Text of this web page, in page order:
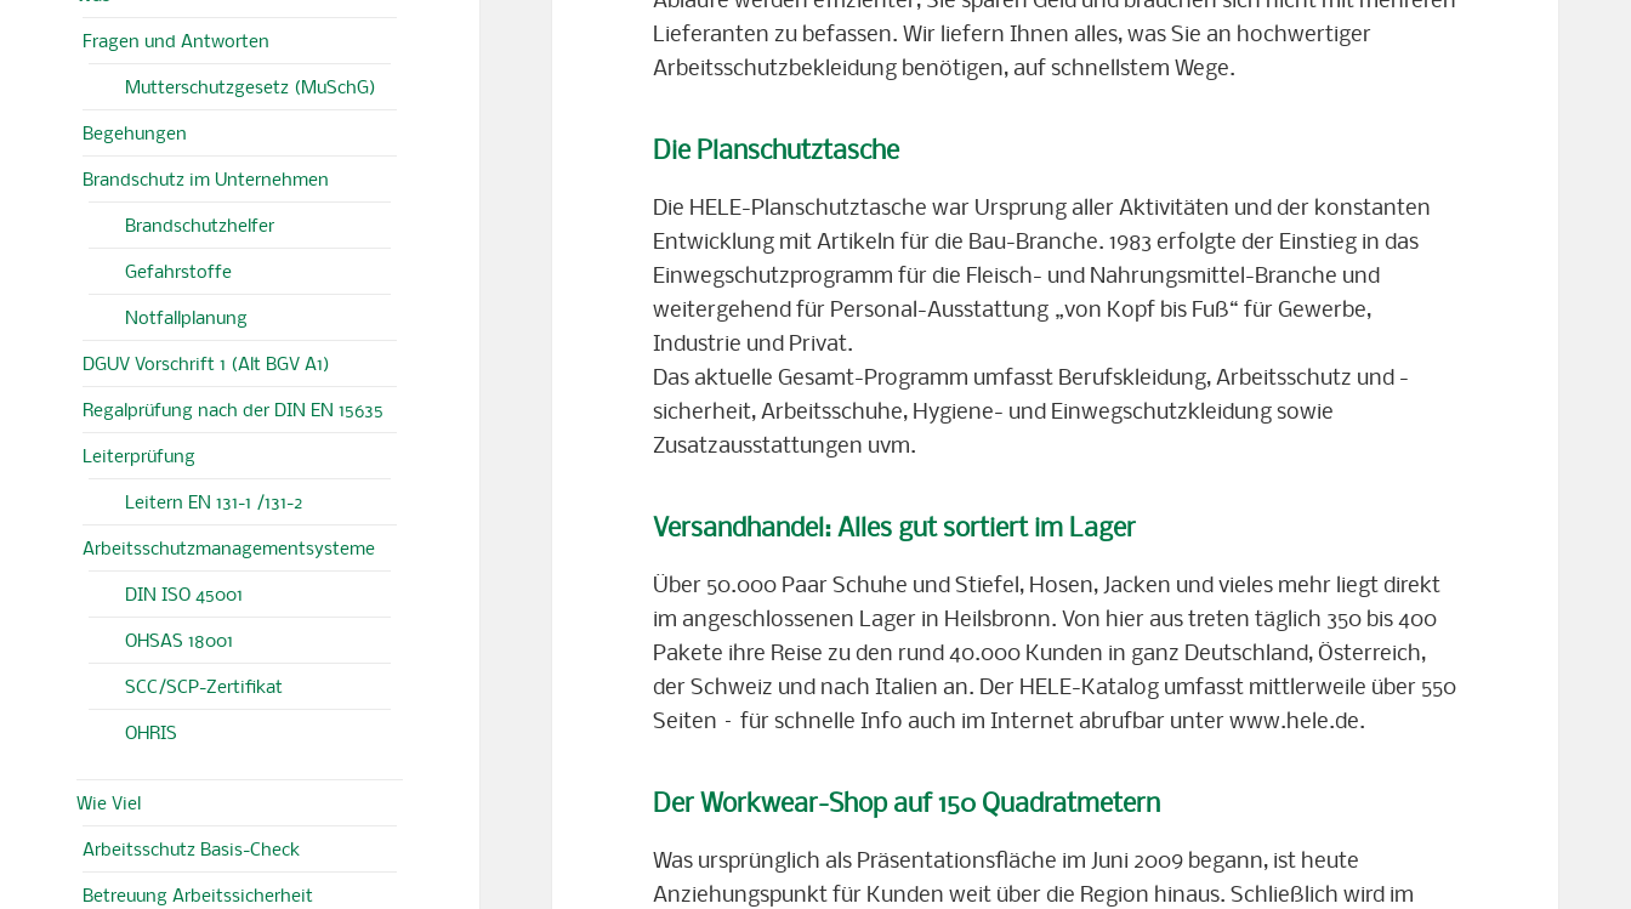
Fragen und Antworten
Mutterschutzgesetz (MuSchG)
Begehungen
Brandschutz im Unternehmen
Brandschutzhelfer
Gefahrstoffe
Notfallplanung
DGUV Vorschrift 1 (Alt BGV A1)
Regalprüfung nach der DIN EN 15635
Leiterprüfung
Leitern EN 131-1 /131-2
Arbeitsschutzmanagementsysteme
DIN ISO 45001
OHSAS 18001
SCC/SCP-Zertifikat
OHRIS
Wie Viel
Arbeitsschutz Basis-Check
Betreuung Arbeitssicherheit
Lieferanten zu befassen. Wir liefern Ihnen alles, was Sie an hochwertiger
Arbeitsschutzbekleidung benötigen, auf schnellstem Wege.
Die Planschutztasche
Die HELE-Planschutztasche war Ursprung aller Aktivitäten und der konstanten
Entwicklung mit Artikeln für die Bau-Branche. 1983 erfolgte der Einstieg in das
Einwegschutzprogramm für die Fleisch- und Nahrungsmittel-Branche und
weitergehend für Personal-Ausstattung „von Kopf bis Fuß“ für Gewerbe,
Industrie und Privat.
Das aktuelle Gesamt-Programm umfasst Berufskleidung, Arbeitsschutz und -
sicherheit, Arbeitsschuhe, Hygiene- und Einwegschutzkleidung sowie
Zusatzausstattungen uvm.
Versandhandel: Alles gut sortiert im Lager
Über 50.000 Paar Schuhe und Stiefel, Hosen, Jacken und vieles mehr liegt direkt
im angeschlossenen Lager in Heilsbronn. Von hier aus treten täglich 350 bis 400
Pakete ihre Reise zu den rund 40.000 Kunden in ganz Deutschland, Österreich,
der Schweiz und nach Italien an. Der HELE-Katalog umfasst mittlerweile über 550
Seiten – für schnelle Info auch im Internet abrufbar unter www.hele.de.
Der Workwear-Shop auf 150 Quadratmetern
Was ursprünglich als Präsentationsfläche im Juni 2009 begann, ist heute
Anziehungspunkt für Kunden weit über die Region hinaus. Schließlich wird im